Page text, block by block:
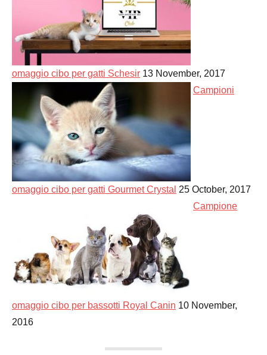
omaggio cibo per gatti Schesir 13 November, 2017
Campioni
omaggio cibo per gatti Gourmet Crystal 25 October, 2017
Campione
omaggio cibo per bassotti Royal Canin 10 November,
2016